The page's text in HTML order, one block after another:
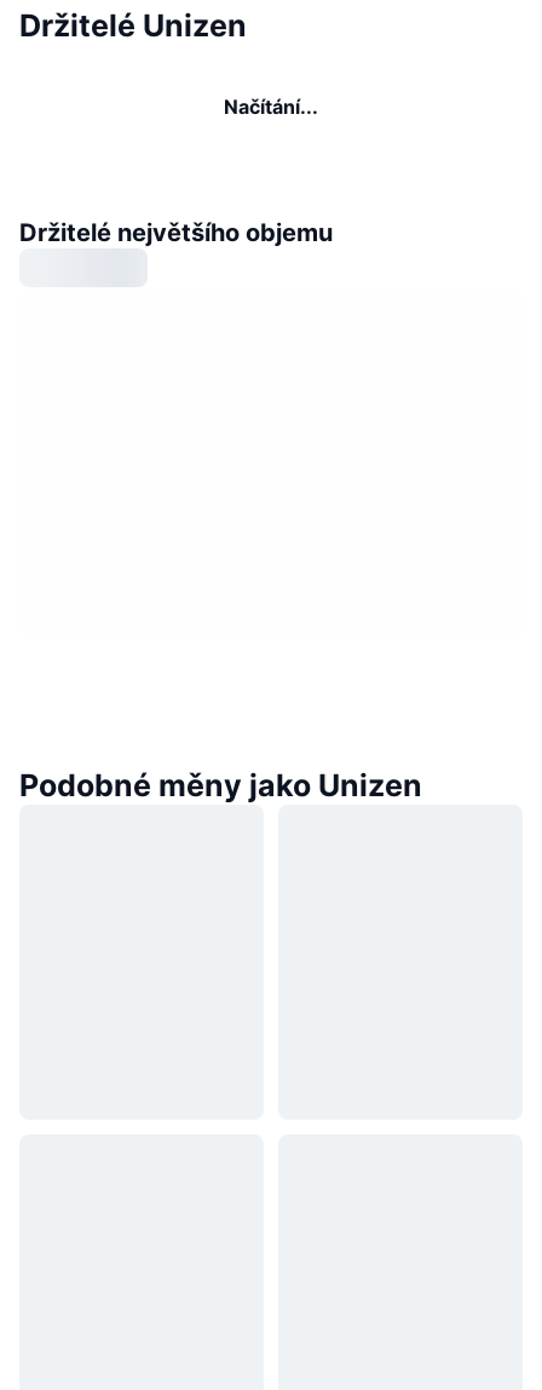
Držitelé Unizen
Načítání...
Držitelé největšího objemu
Podobné měny jako Unizen